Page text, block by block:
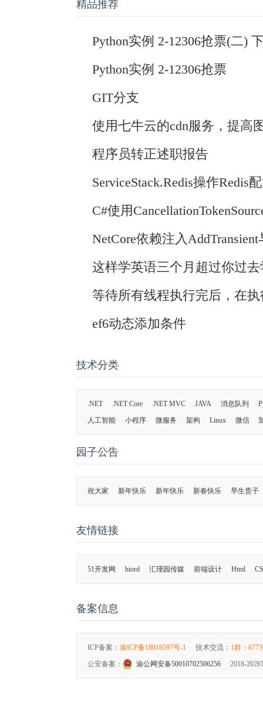
精品推荐
Python实例 2-12306抢票(二)
Python实例 2-12306抢票
GIT分支
使用七牛云的cdn服务，提高
程序员转正述职报告
ServiceStack.Redis操作Redis
C#使用
NetCore依赖注入AddTransient
这样学英语三个月超过你过
等待所有线程执行完后，在
ef6动态添加条件
技术分类
.NET .NET Core .NET MVC JAVA 消息队列
人工智能
小程序 微服务 架构 Linux 微信
园子公告
祝大家 新年快乐 新年快乐 新春快乐 早生贵子
友情链接
51开发网 hiord 汇瑾园传媒 前端设计 Html
备案信息
ICP备案： 渝ICP备18016597号-1 技术交流： 1群：
公安备案：
渝公网安备50010702506256 2018-2026